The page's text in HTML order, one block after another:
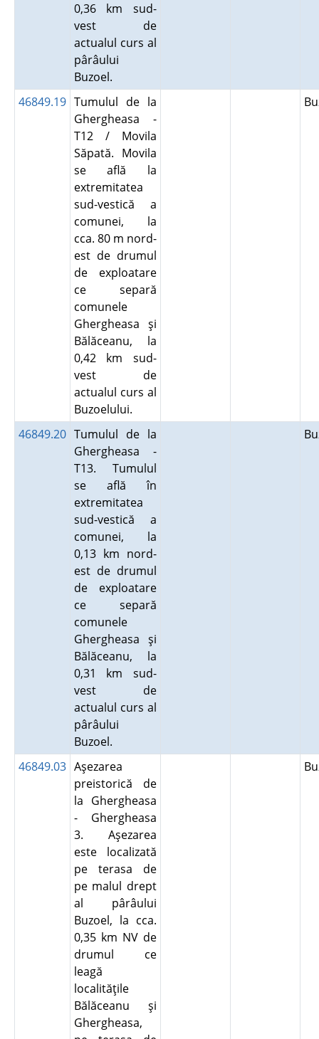
0,36 km sud-
vest de
actualul curs al
pârâului
Buzoel.
46849.19 Tumulul de la
Ghergheasa -
T12 / Movila
Săpată. Movila
se află la
extremitatea
sud-vestică a
comunei, la
cca. 80 m nord-
est de drumul
de exploatare
ce separă
comunele
Ghergheasa şi
Bălăceanu, la
0,42 km sud-
vest de
actualul curs al
Buzoelului.
46849.20 Tumulul de la
Ghergheasa -
T13. Tumulul
se află în
extremitatea
sud-vestică a
comunei, la
0,13 km nord-
est de drumul
de exploatare
ce separă
comunele
Ghergheasa şi
Bălăceanu, la
0,31 km sud-
vest de
actualul curs al
pârâului
Buzoel.
46849.03 Aşezarea
preistorică de
la Ghergheasa
- Ghergheasa
3. Aşezarea
este localizată
pe terasa de
pe malul drept
al pârâului
Buzoel, la cca.
0,35 km NV de
drumul ce
leagă
localităţile
Bălăceanu şi
Ghergheasa,